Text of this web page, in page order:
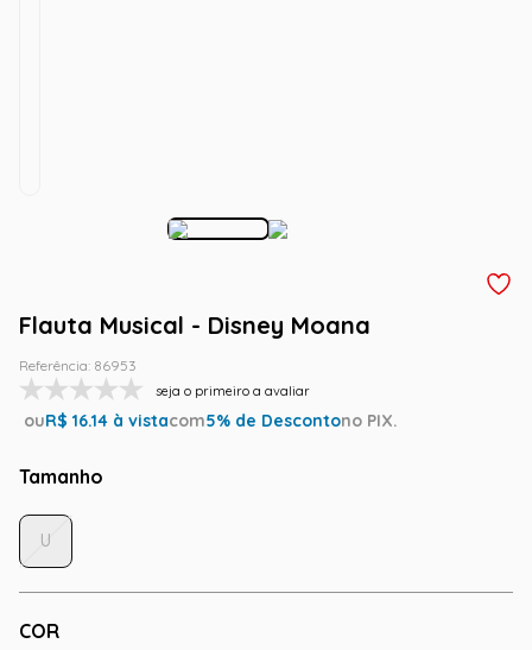
Flauta Musical - Disney Moana
Referência: 86953
seja o primeiro a avaliar
ouR$ 16.14 à vistacom5% de Descontono PIX.
Tamanho
COR
U